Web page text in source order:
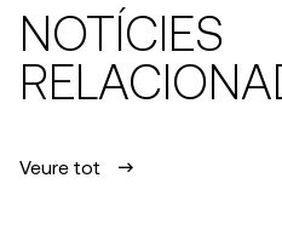
NOTÍCIES
Veure tot